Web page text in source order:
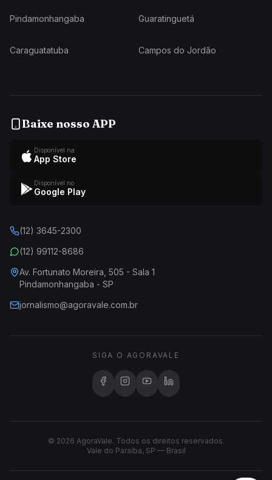
Pindamonhangaba Guaratinguetá
Caraguatatuba Campos do Jordão
Baixe nosso APP
Disponível na
App Store
Disponível no
Google Play
(12) 3645-2300
(12) 99112-8686
Av. Fortunato Moreira, 505 - Sala 1
Pindamonhangaba - SP
jornalismo@agoravale.com.br
SIGA O AGORAVALE
© 2026 AgoraVale. Todos os direitos reservados.
Vale do Paraíba, SP — Brasil